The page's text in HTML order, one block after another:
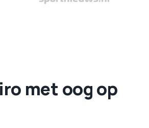
met oog op